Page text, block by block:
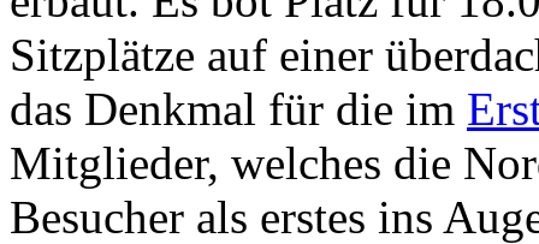
Sitzplätze auf einer
das Denkmal für die im
Mitglieder, welches die
Besucher als erstes ins